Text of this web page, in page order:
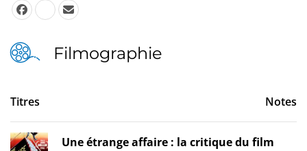
Filmographie
Titres Notes
Une étrange affaire : la critique du film